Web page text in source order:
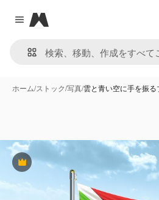
Close menu
Magnific
ホーム/ストック/写真/雲と青い空に手を振
Premium